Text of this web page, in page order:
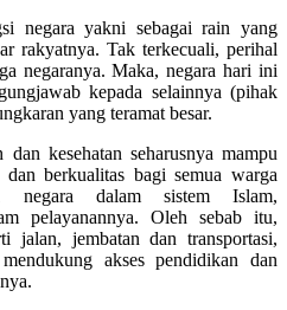
negara yakni sebagai rain yang
rakyatnya. Tak terkecuali, perihal
negaranya. Maka, negara hari ini
kepada selainnya (pihak
yang teramat besar.
kesehatan seharusnya mampu
berkualitas bagi semua warga
negara dalam sistem Islam,
pelayanannya. Oleh sebab itu,
jalan, jembatan dan transportasi,
akses pendidikan dan